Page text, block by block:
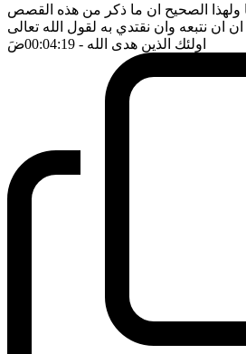
ولهذا الصحيح ان ما ذكر من هذه القصص
ان نتبعه وان نقتدي به لقول الله تعالى
اولئك الذين هدى الله - 00:04:19 ضَ